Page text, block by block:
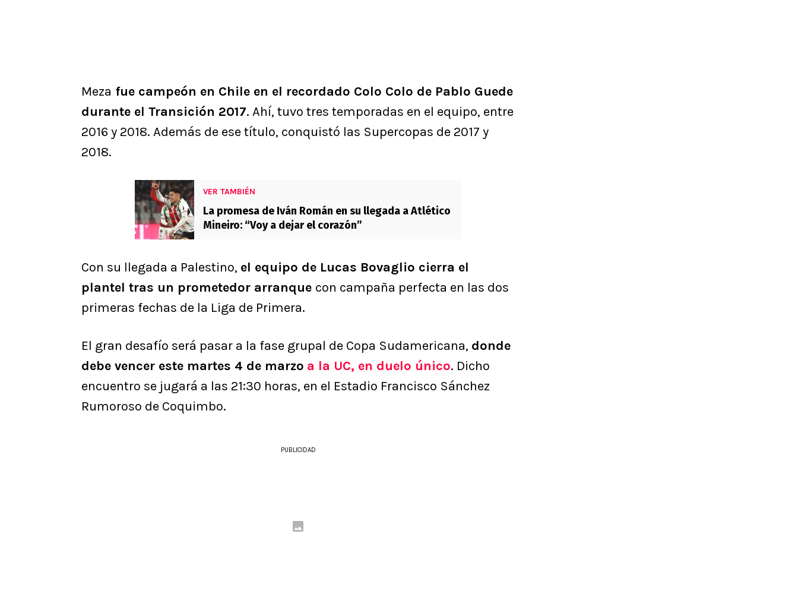
Meza fue campeón en Chile en el recordado Colo Colo de Pablo Guede
durante el Transición 2017. Ahí, tuvo tres temporadas en el equipo, entre
2016 y 2018. Además de ese título, conquistó las Supercopas de 2017 y
2018.
VER TAMBIÉN
La promesa de Iván Román en su llegada a Atlético
Mineiro: “Voy a dejar el corazón”
Con su llegada a Palestino, el equipo de Lucas Bovaglio cierra el
plantel tras un prometedor arranque con campaña perfecta en las dos
primeras fechas de la Liga de Primera.
El gran desafío será pasar a la fase grupal de Copa Sudamericana, donde
debe vencer este martes 4 de marzo a la UC, en duelo único. Dicho
encuentro se jugará a las 21:30 horas, en el Estadio Francisco Sánchez
Rumoroso de Coquimbo.
PUBLICIDAD